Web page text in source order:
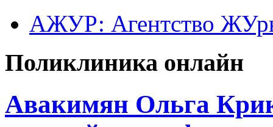
АЖУР: Агентство
Поликлиника онлайн
Авакимян Ольга